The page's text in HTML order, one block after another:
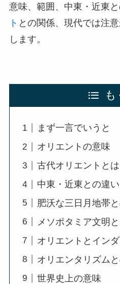
意味、範囲、中東・近東と
ト との関係、現代では注
します。
も
まず一言でいうと
オリエントの意味
古代オリエントとは
中東・近東との違い
肥沃な三日月地帯
メソポタミア文明
オリエントとイン
オリエンタリズム
世界史上の意味